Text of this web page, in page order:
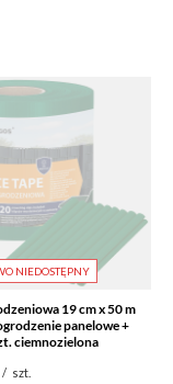
NIEDOSTĘPNY
19 cm x 50 m
panelowe +
ciemnozielona
/ szt.